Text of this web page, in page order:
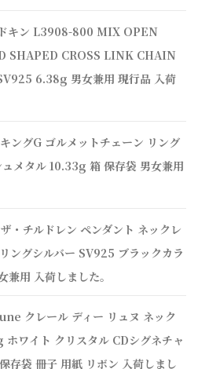
キン L3908-800 MIX OPEN
SHAPED CROSS LINK CHAIN
6.38g 男女兼用 現行品 入荷
ングG ゴルメットチェーン リング
メタル 10.33g 箱 保存袋 男女兼用
・チルドレン ペンダント ネックレ
ングシルバー SV925 ブラックカラ
用 入荷しました。
クレール ディー リュヌ ネック
ワイト クリスタル CDシグネチャ
存袋 冊子 用紙 リボン 入荷しまし